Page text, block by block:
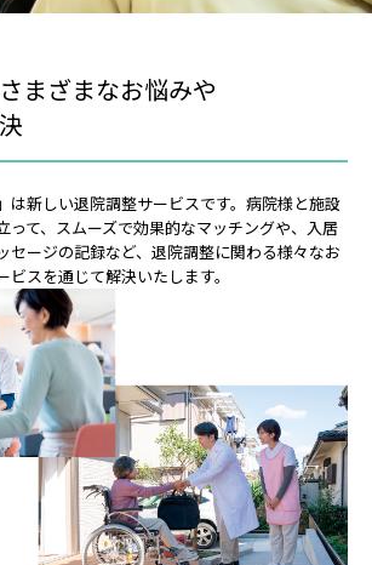
まざまなお悩みや
は新しい退院調整サービスです。病院様と施設
って、スムーズで効果的なマッチングや、入居
セージの記録など、退院調整に関わる様々なお
ビスを通じて解決いたします。